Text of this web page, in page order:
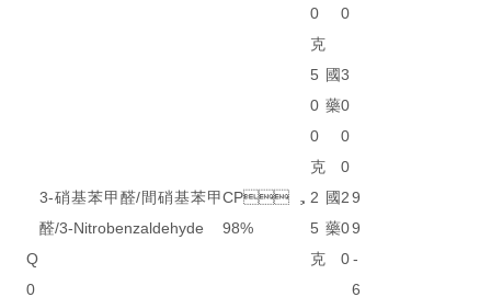
0
克
0
5
0
0
克
國
藥
3
0
0
0
Q
0
3-硝基苯甲醛/間硝基苯甲
醛/3-Nitrobenzaldehyde
CP，
98%
2
5
克
國
藥
2
0
0
9
9
-
6